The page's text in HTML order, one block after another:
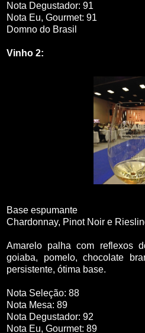
Nota Degustador: 91
Nota Eu, Gourmet: 91
Domno do Brasil
Vinho 2:
Base espumante
Chardonnay, Pinot Noir e
Amarelo palha com reflexos
goiaba, pomelo, chocolate
persistente, ótima base.
Nota Seleção: 88
Nota Mesa: 89
Nota Degustador: 92
Nota Eu, Gourmet: 89